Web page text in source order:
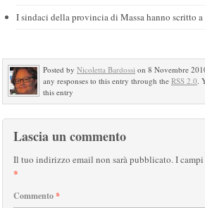
I sindaci della provincia di Massa hanno scritto
Posted by Nicoletta Bardossi on 8 Novembre
any responses to this entry through the RSS 2.0.
this entry
Lascia un commento
Il tuo indirizzo email non sarà pubblicato.I
*
Commento*